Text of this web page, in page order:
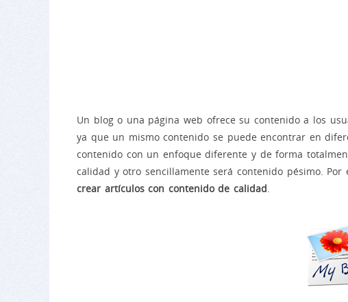
Un blog o una página web ofrece su contenido a los
ya que un mismo contenido se puede encontrar en
contenido con un enfoque diferente y de forma
calidad y otro sencillamente será contenido pésimo.
crear artículos con contenido de calidad